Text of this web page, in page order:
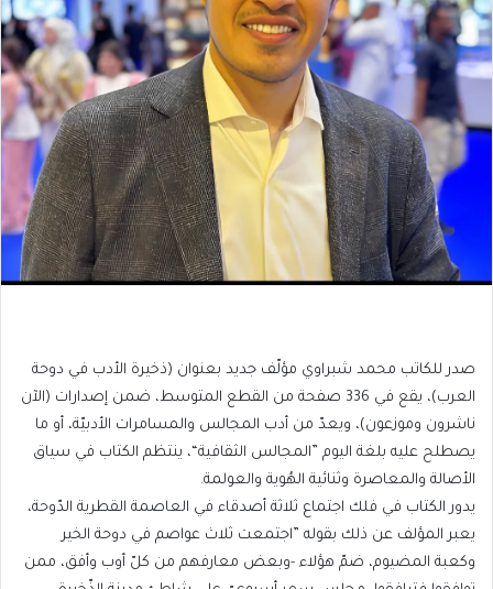
صدر للكاتب محمد شبراوي مؤلّف جديد بعنوان (ذخيرة الأدب في دوحة
العرب)، يقع في 336 صفحة من القطع المتوسط، ضمن إصدارات (الآن
ناشرون وموزعون)، ويعدّ من أدب المجالس والمسامرات الأدبيّة، أو ما
يصطلح عليه بلغة اليوم ”المجالس الثقافية“، ينتظم الكتاب في سياق
الأصالة والمعاصرة وثنائية الهُوية والعولمة.
يدور الكتاب في فلك اجتماع ثلاثة أصدقاء في العاصمة القطرية الدّوحة،
يعبر المؤلف عن ذلك بقوله ”اجتمعت ثلاث عواصم في دوحة الخير
وكعبة المضيوم، ضمّ هؤلاء -وبعض معارفهم من كلّ أوب وأفق، ممن